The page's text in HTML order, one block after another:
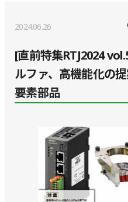
2024.06.26
[直前特集RTJ2024
ルファ、高機能化の
要素部品